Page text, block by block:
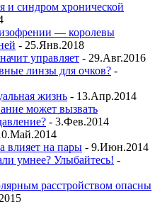
и синдром хронической
— королевы
- 25.Янв.2018
управляет - 29.Авг.2016
линзы для очков? -
жизнь - 13.Апр.2014
может вызвать
- 3.Фев.2014
влияет на пары - 9.Июн.2014
умнее? Улыбайтесь! -
расстройством опасны